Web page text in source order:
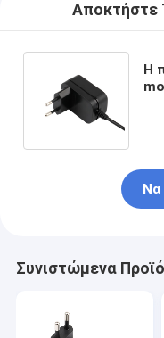
Αποκτήστε
Η
Να
Συνιστώμενα